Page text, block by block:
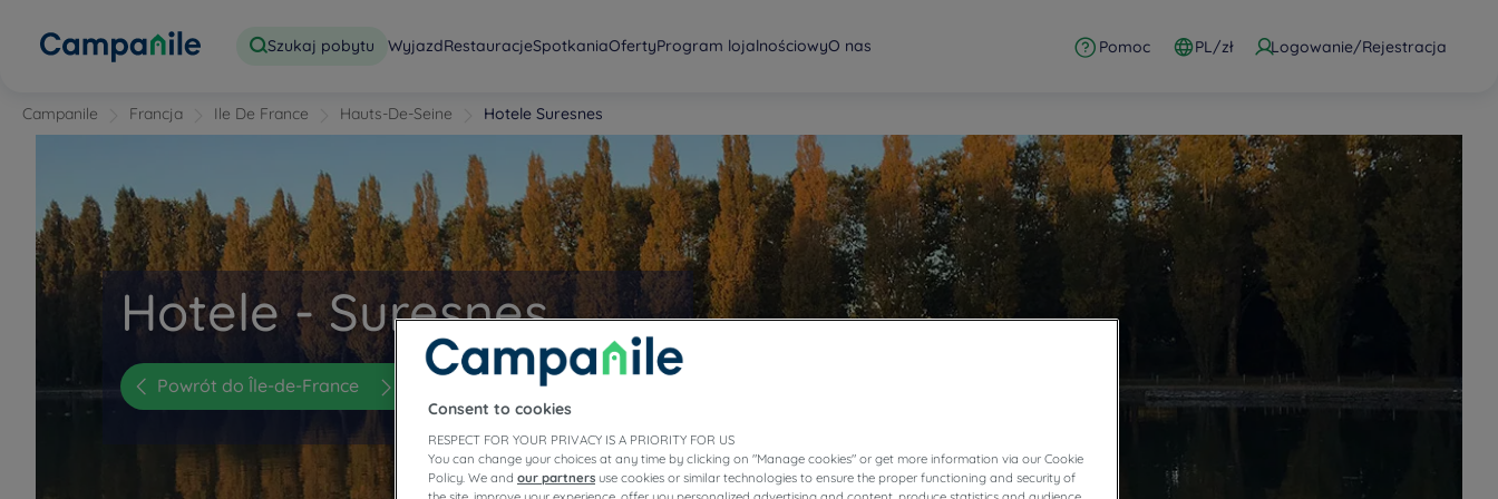
Szukaj pobytu WyjazdRestauracjeSpotkaniaOfertyProgram lojalnościowyO nas Pomoc PL/zł Logowanie/Rejestracja
Campanile Francja Ile De France Hauts-De-Seine Hotele Suresnes
Hotele - Suresnes
Powrót do Île-de-France
Consent to cookies
RESPECT FOR YOUR PRIVACY IS A PRIORITY FOR US
You can change your choices at any time by clicking on "Manage cookies" or get more information via our Cookie
Policy. We and our partners use cookies or similar technologies to ensure the proper functioning and security of